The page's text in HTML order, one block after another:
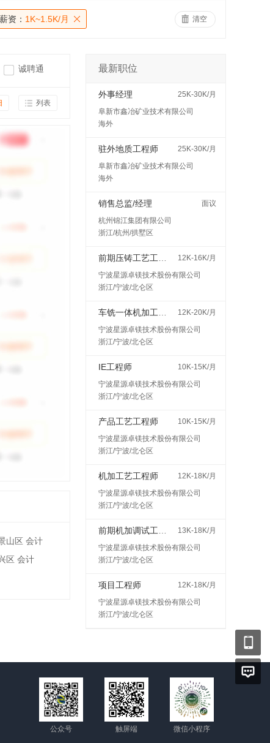
资： 1K~1.5K/月 清空
诚聘通
列表
山区 会计
区 会计
最新职位
外事经理
25K-30K/月
阜新市鑫冶矿业技术有限公司
海外
驻外地质工程师
25K-30K/月
阜新市鑫冶矿业技术有限公司
海外
销售总监/经理
面议
杭州锦江集团有限公司
浙江/杭州/拱墅区
12K-16K/月
宁波星源卓镁技术股份有限公司
浙江/宁波/北仑区
12K-20K/月
宁波星源卓镁技术股份有限公司
浙江/宁波/北仑区
IE工程师
10K-15K/月
宁波星源卓镁技术股份有限公司
浙江/宁波/北仑区
产品工艺工程师
10K-15K/月
宁波星源卓镁技术股份有限公司
浙江/宁波/北仑区
机加工艺工程师
12K-18K/月
宁波星源卓镁技术股份有限公司
浙江/宁波/北仑区
13K-18K/月
宁波星源卓镁技术股份有限公司
浙江/宁波/北仑区
项目工程师
12K-18K/月
宁波星源卓镁技术股份有限公司
浙江/宁波/北仑区
公众号 触屏端 微信小程序